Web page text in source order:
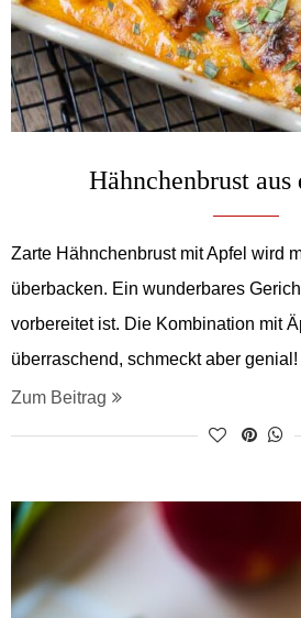
Hähnchenbrust aus
Zarte Hähnchenbrust mit Apfel wird
überbacken. Ein wunderbares
vorbereitet ist. Die Kombination mit
überraschend, schmeckt aber genial!
Zum Beitrag